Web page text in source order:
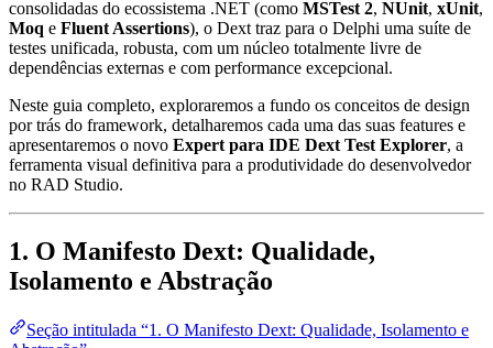
consolidadas do ecossistema .NET (como MSTest 2, NUnit, xUnit,
Moq e Fluent Assertions), o Dext traz para o Delphi uma suíte de
testes unificada, robusta, com um núcleo totalmente livre de
dependências externas e com performance excepcional.
Neste guia completo, exploraremos a fundo os conceitos de design
por trás do framework, detalharemos cada uma das suas features e
apresentaremos o novo Expert para IDE Dext Test Explorer, a
ferramenta visual definitiva para a produtividade do desenvolvedor
no RAD Studio.
1. O Manifesto Dext: Qualidade,
Isolamento e Abstração
Seção intitulada “1. O Manifesto Dext: Qualidade, Isolamento e